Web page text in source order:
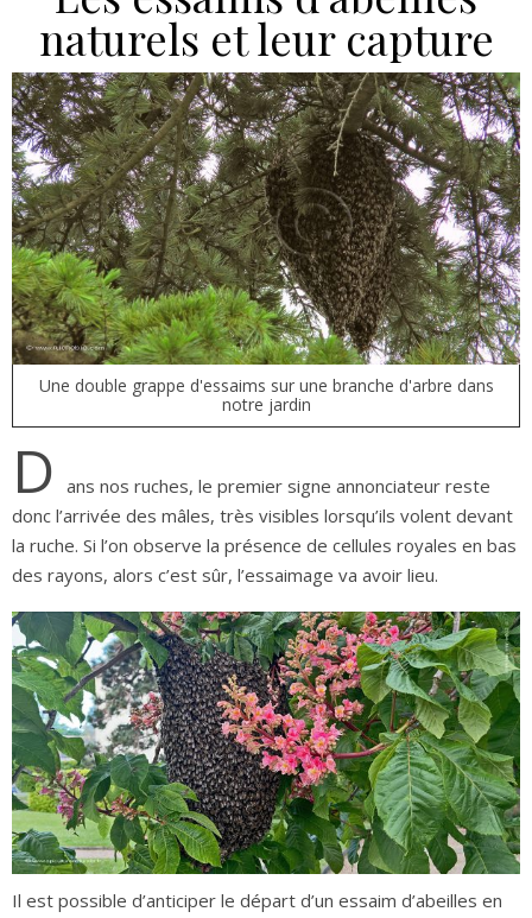
naturels et leur capture
Une double grappe d'essaims sur une branche d'arbre dans
notre jardin
D ans nos ruches, le premier signe annonciateur reste
donc l’arrivée des mâles, très visibles lorsqu’ils volent devant
la ruche. Si l’on observe la présence de cellules royales en bas
des rayons, alors c’est sûr, l’essaimage va avoir lieu.
Il est possible d’anticiper le départ d’un essaim d’abeilles en